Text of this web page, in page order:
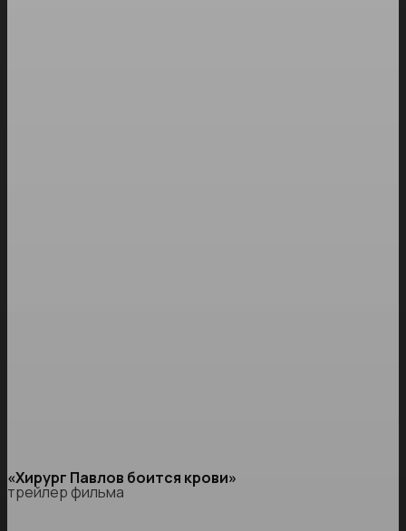
«Хирург Павлов боится крови»
трейлер фильма